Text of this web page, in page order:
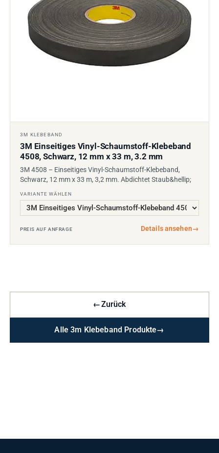
3M KLEBEBAND
3M Einseitiges Vinyl-Schaumstoff-Klebeband
4508, Schwarz, 12 mm x 33 m, 3.2 mm
3M 4508 – Einseitiges Vinyl-Schaumstoff-Klebeband,
Schwarz, 12 mm x 33 m, 3,2 mm. Abdichtet Staub&hellip;
VARIANTE WÄHLEN
PREIS AUF ANFRAGE Details ansehen→
←Zurück
Alle 3m Klebeband Produkte→